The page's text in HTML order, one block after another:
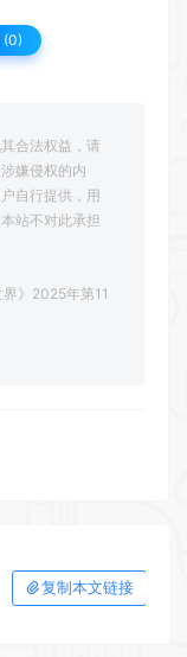
(0)
合法权益，请
嫌侵权的内
自行提供，用
站不对此承担
界》2025年第11
复制本文链接